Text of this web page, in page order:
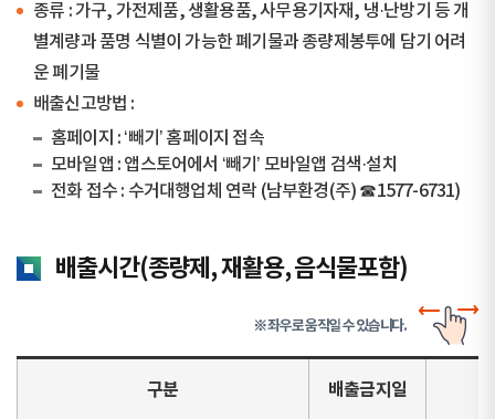
종류 : 가구, 가전제품, 생활용품, 사무용기자재, 냉·난방기 등 개
별계량과 품명 식별이 가능한 폐기물과 종량제봉투에 담기 어려
운 폐기물
배출신고방법 :
홈페이지 : ‘빼기’ 홈페이지 접속
모바일앱 : 앱스토어에서 ‘빼기’ 모바일앱 검색·설치
전화 접수 : 수거대행업체 연락 (남부환경(주) ☎1577-6731)
배출시간(종량제, 재활용, 음식물포함)
※ 좌우로 움직일 수 있습니다.
구분 배출금지일